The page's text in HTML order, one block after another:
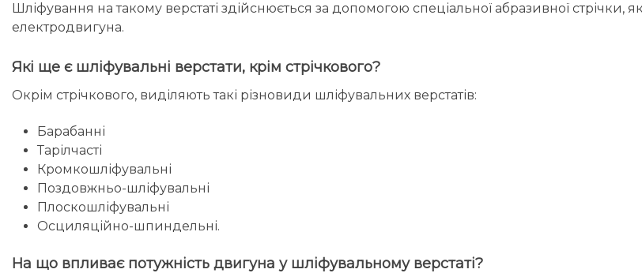
Шліфування на такому верстаті здійснюється за допомогою спеціальної абразивної стрічки,
електродвигуна.
Які ще є шліфувальні верстати, крім стрічкового?
Окрім стрічкового, виділяють такі різновиди шліфувальних верстатів:
Барабанні
Тарілчасті
Кромкошліфувальні
Поздовжньо-шліфувальні
Плоскошліфувальні
Осциляційно-шпиндельні.
На що впливає потужність двигуна у шліфувальному верстаті?